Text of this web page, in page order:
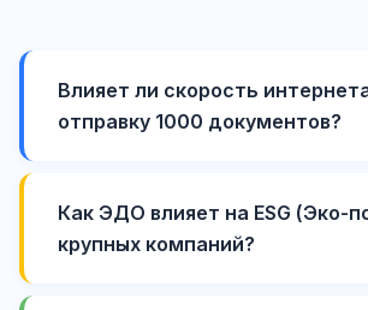
Влияет ли скорость
отправку 1000 документов?
Как ЭДО влияет на ESG (Эко-
крупных компаний?